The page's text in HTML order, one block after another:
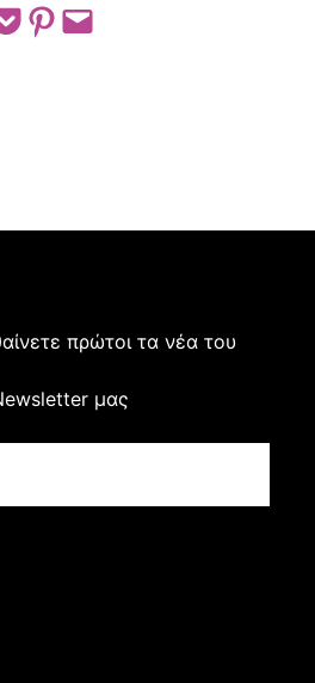
on Pocket
Share on Pinterest
Email this Page
πρώτοι τα νέα του
μας